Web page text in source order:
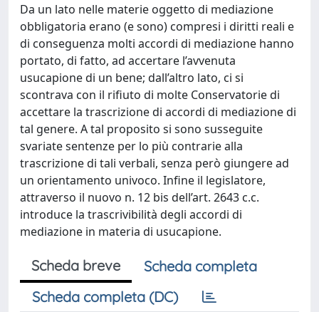
Da un lato nelle materie oggetto di mediazione
obbligatoria erano (e sono) compresi i diritti reali e
di conseguenza molti accordi di mediazione hanno
portato, di fatto, ad accertare l’avvenuta
usucapione di un bene; dall’altro lato, ci si
scontrava con il rifiuto di molte Conservatorie di
accettare la trascrizione di accordi di mediazione di
tal genere. A tal proposito si sono susseguite
svariate sentenze per lo più contrarie alla
trascrizione di tali verbali, senza però giungere ad
un orientamento univoco. Infine il legislatore,
attraverso il nuovo n. 12 bis dell’art. 2643 c.c.
introduce la trascrivibilità degli accordi di
mediazione in materia di usucapione.
Scheda breve
Scheda completa
Scheda completa (DC)